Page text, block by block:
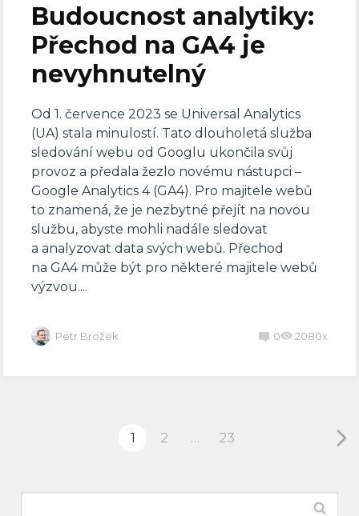
Budoucnost analytiky:
Přechod na GA4 je
nevyhnutelný
Od 1. července 2023 se Universal Analytics
(UA) stala minulostí. Tato dlouholetá služba
sledování webu od Googlu ukončila svůj
provoz a předala žezlo novému nástupci –
Google Analytics 4 (GA4). Pro majitele webů
to znamená, že je nezbytné přejít na novou
službu, abyste mohli nadále sledovat
a analyzovat data svých webů. Přechod
na GA4 může být pro některé majitele webů
výzvou....
Petr Brožek 0 2080x
1 2 … 23